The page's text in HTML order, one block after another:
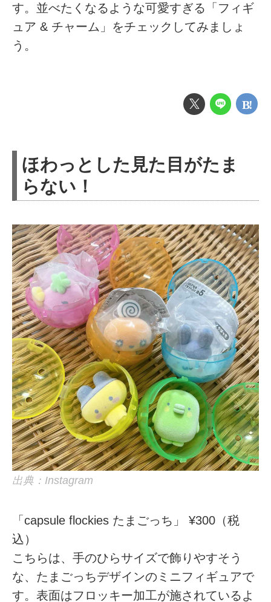
す。並べたくなるような可愛すぎる「フィギ
ュア & チャーム」をチェックしてみましょ
う。
ほわっとした見た目がたま
らない！
出典：Instagram
「capsule flockies たまごっち」 ¥300（税
込）
こちらは、手のひらサイズで飾りやすそう
な、たまごっちデザインのミニフィギュアで
す。表面はフロッキー加工が施されているよ